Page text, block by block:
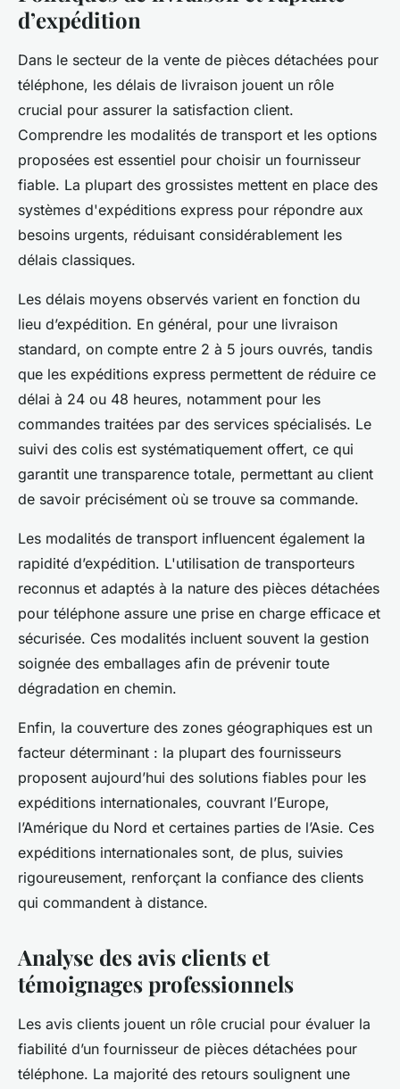
d’expédition
Dans le secteur de la vente de pièces détachées pour
téléphone, les délais de livraison jouent un rôle
crucial pour assurer la satisfaction client.
Comprendre les modalités de transport et les options
proposées est essentiel pour choisir un fournisseur
fiable. La plupart des grossistes mettent en place des
systèmes d'expéditions express pour répondre aux
besoins urgents, réduisant considérablement les
délais classiques.
Les délais moyens observés varient en fonction du
lieu d’expédition. En général, pour une livraison
standard, on compte entre 2 à 5 jours ouvrés, tandis
que les expéditions express permettent de réduire ce
délai à 24 ou 48 heures, notamment pour les
commandes traitées par des services spécialisés. Le
suivi des colis est systématiquement offert, ce qui
garantit une transparence totale, permettant au client
de savoir précisément où se trouve sa commande.
Les modalités de transport influencent également la
rapidité d’expédition. L'utilisation de transporteurs
reconnus et adaptés à la nature des pièces détachées
pour téléphone assure une prise en charge efficace et
sécurisée. Ces modalités incluent souvent la gestion
soignée des emballages afin de prévenir toute
dégradation en chemin.
Enfin, la couverture des zones géographiques est un
facteur déterminant : la plupart des fournisseurs
proposent aujourd’hui des solutions fiables pour les
expéditions internationales, couvrant l’Europe,
l’Amérique du Nord et certaines parties de l’Asie. Ces
expéditions internationales sont, de plus, suivies
rigoureusement, renforçant la confiance des clients
qui commandent à distance.
Analyse des avis clients et
témoignages professionnels
Les avis clients jouent un rôle crucial pour évaluer la
fiabilité d’un fournisseur de pièces détachées pour
téléphone. La majorité des retours soulignent une